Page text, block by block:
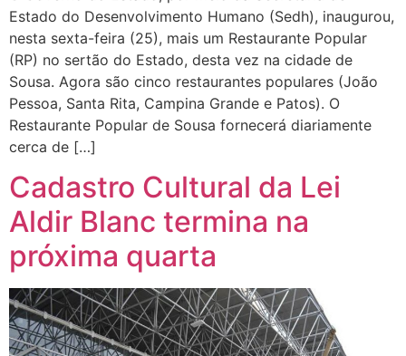
Estado do Desenvolvimento Humano (Sedh), inaugurou,
nesta sexta-feira (25), mais um Restaurante Popular
(RP) no sertão do Estado, desta vez na cidade de
Sousa. Agora são cinco restaurantes populares (João
Pessoa, Santa Rita, Campina Grande e Patos). O
Restaurante Popular de Sousa fornecerá diariamente
cerca de […]
Cadastro Cultural da Lei
Aldir Blanc termina na
próxima quarta